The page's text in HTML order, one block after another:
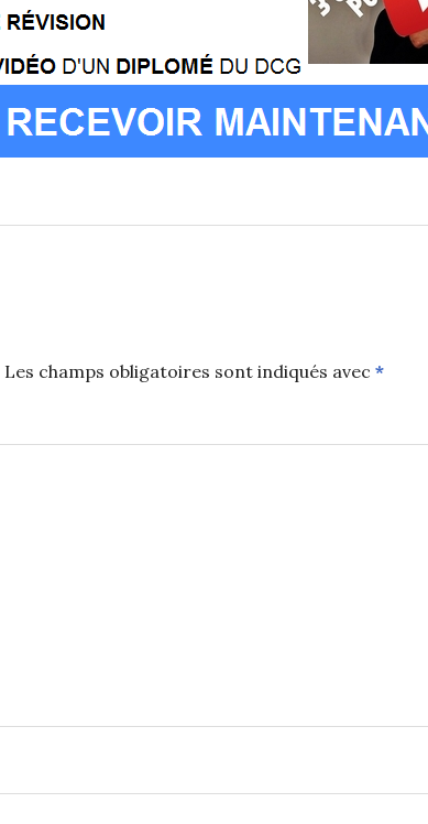
Les champs obligatoires sont indiqués avec *